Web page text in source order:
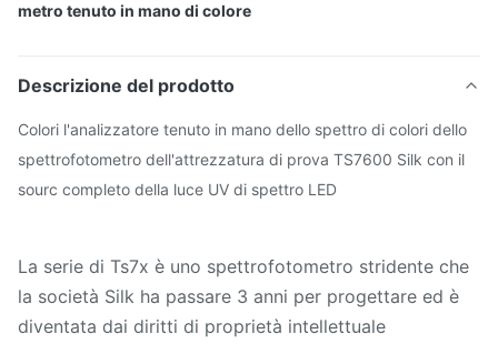
metro tenuto in mano di colore
Descrizione del prodotto
Colori l'analizzatore tenuto in mano dello spettro di colori dello
spettrofotometro dell'attrezzatura di prova TS7600 Silk con il
sourc completo della luce UV di spettro LED
La serie di Ts7x è uno spettrofotometro stridente che
la società Silk ha passare 3 anni per progettare ed è
diventata dai diritti di proprietà intellettuale